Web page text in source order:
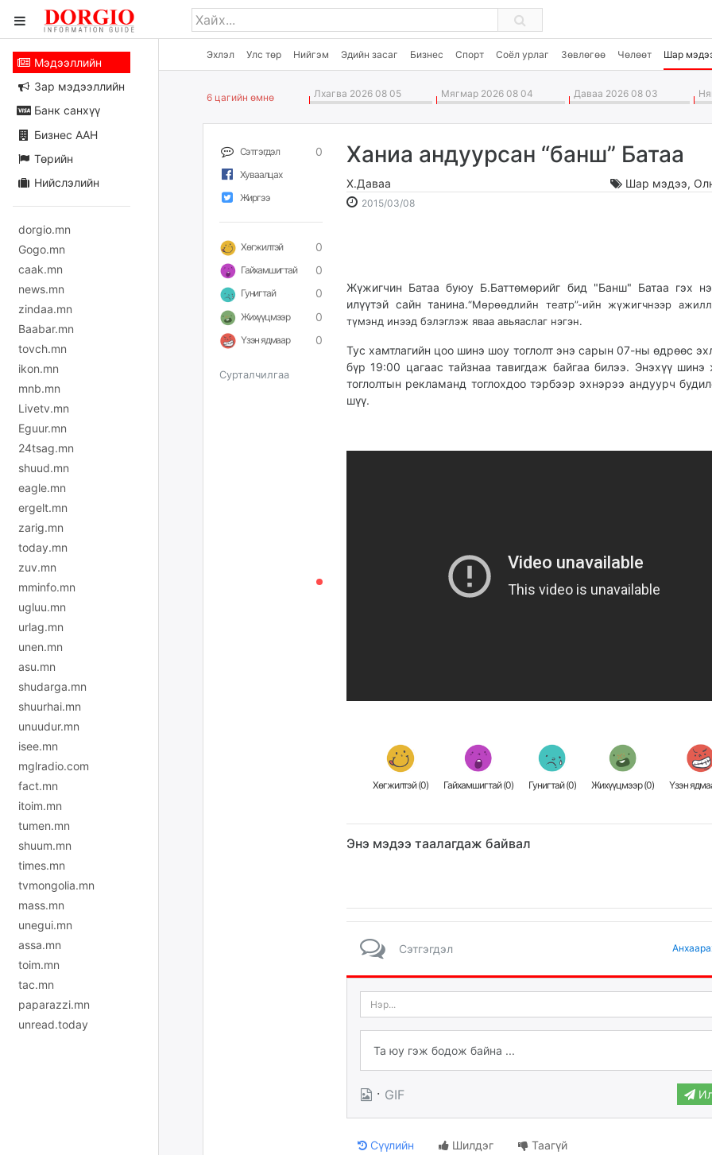
Эхлэл Улс төр Нийгэм Эдийн засаг Бизнес Спорт Соёл урлаг Зөвлөгөө Чөлөөт Шар
Мэдээллийн
Зар мэдээллийн
Банк санхүү
Бизнес ААН
Төрийн
Нийслэлийн
dorgio.mn
Gogo.mn
caak.mn
news.mn
zindaa.mn
Baabar.mn
tovch.mn
ikon.mn
mnb.mn
Livetv.mn
Eguur.mn
24tsag.mn
shuud.mn
eagle.mn
ergelt.mn
zarig.mn
today.mn
zuv.mn
mminfo.mn
ugluu.mn
urlag.mn
unen.mn
asu.mn
shudarga.mn
shuurhai.mn
unuudur.mn
isee.mn
mglradio.com
fact.mn
itoim.mn
tumen.mn
shuum.mn
times.mn
tvmongolia.mn
mass.mn
unegui.mn
assa.mn
toim.mn
tac.mn
paparazzi.mn
unread.today
6 цагийн өмнө Лхагва 2026 08 05 Мягмар 2026 08 04 Даваа 2026 08 03
Сэтгэгдэл 0
Хуваалцах
Жиргээ
Хөгжилтэй 0
Гайхамшигтай 0
Гунигтай 0
Жихүүцмээр 0
Үзэн ядмаар 0
Сурталчилгаа
Ханиа андуурсан “банш” Батаа
Х.Даваа Шар мэдээ,
2015/03/082015-
2026-
Жүжигчин Батаа буюу Б.Баттөмөрийг бид "Банш" Батаа гэх
илүүтэй сайн танина.“Мөрөөдлийн театр”-ийн жүжигчнээр
түмэнд инээд бэлэглэж яваа авьяаслаг нэгэн.
Тус хамтлагийн цоо шинэ шоу тоглолт энэ сарын 07-ны өдрөөс
бүр 19:00 цагаас тайзнаа тавигдаж байгаа билээ. Энэхүү шинэ
тоглолтын рекламанд тоглохдоо тэрбээр эхнэрээ андуурч
шүү.
Хөгжилтэй (0) Гайхамшигтай (0) Гунигтай (0) Жихүүцмээр (0) Үзэн
Энэ мэдээ таалагдаж байвал
Сэтгэгдэл
· GIF
Сүүлийн Шилдэг Таагүй